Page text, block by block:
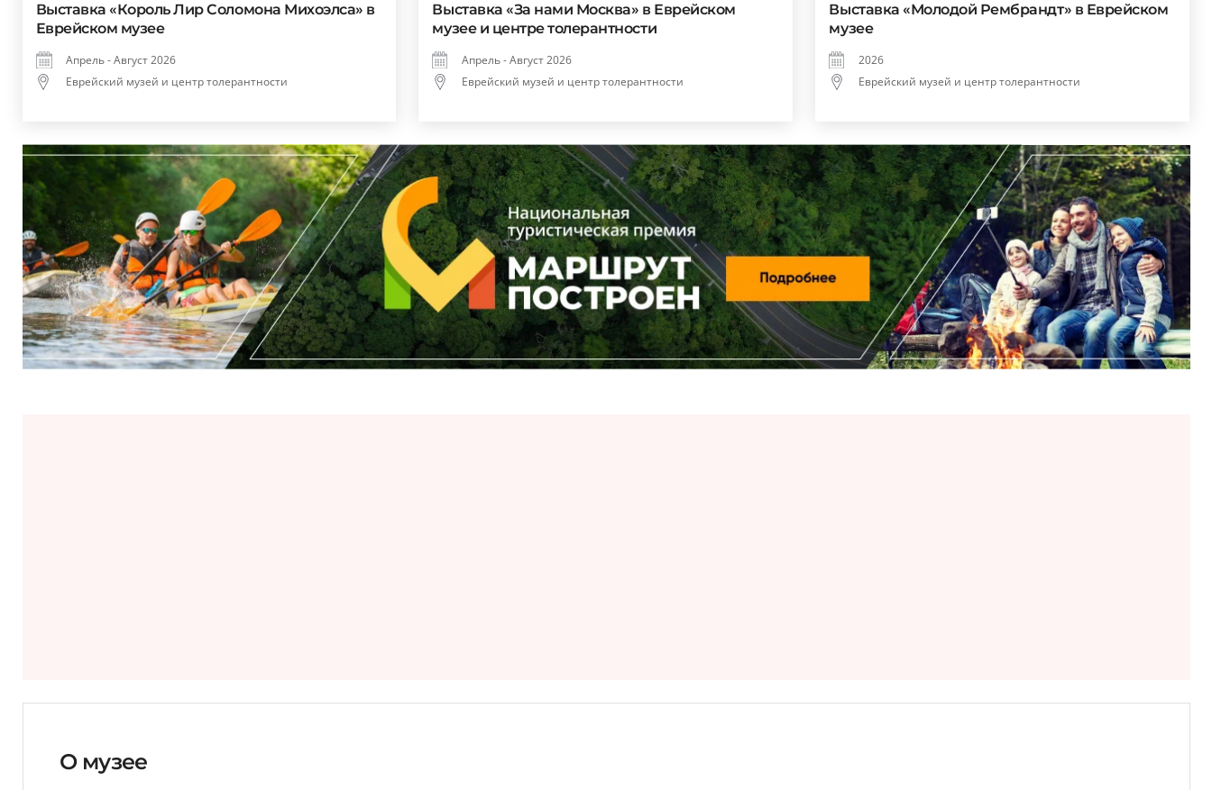
Выставка «Король Лир Соломона Михоэлса» в
Еврейском музее
Апрель - Август 2026
Еврейский музей и центр толерантности
Выставка «За нами Москва» в Еврейском
музее и центре толерантности
Апрель - Август 2026
Еврейский музей и центр толерантности
Выставка «Молодой Рембрандт» в Еврейском
музее
2026
Еврейский музей и центр толерантности
О музее